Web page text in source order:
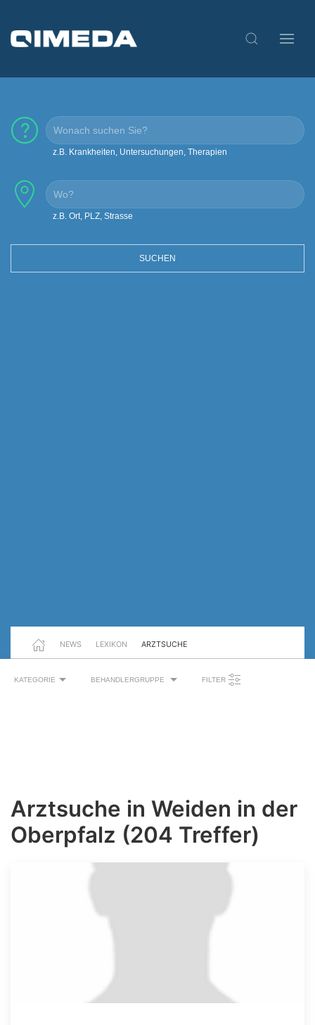
z.B. Krankheiten, Untersuchungen, Therapien
z.B. Ort, PLZ, Strasse
SUCHEN
NEWS LEXIKON ARZTSUCHE
KATEGORIE BEHANDLERGRUPPE FILTER
Arztsuche in Weiden in der
Oberpfalz (204 Treffer)